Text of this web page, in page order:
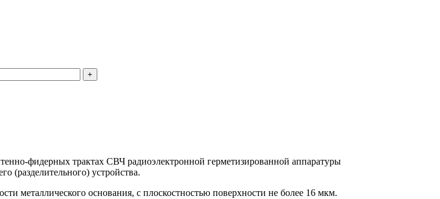
фидерных трактах СВЧ радиоэлектронной герметизированной аппаратуры
(разделительного) устройства.
металлического основания, с плоскостностью поверхности не более 16 мкм.